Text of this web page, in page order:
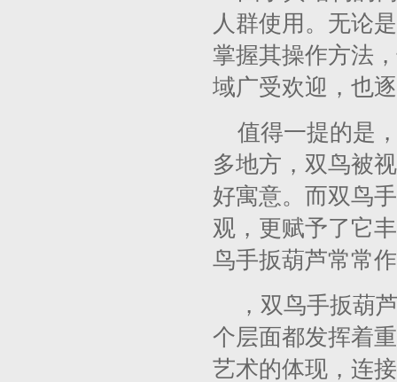
人群使用。无论
掌握其操作方法
域广受欢迎，也
值得一提的是
多地方，双鸟被
好寓意。而双鸟
观，更赋予了它
鸟手扳葫芦常常
，双鸟手扳葫
个层面都发挥着
艺术的体现，连